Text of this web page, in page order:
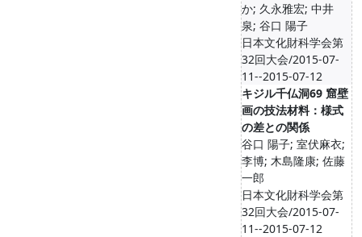
か; 久永雅宏; 中井
泉; 谷口 陽子
日本文化財科学会第
32回大会/2015-07-
11--2015-07-12
キジル千仏洞69 窟壁
画の技法材料：様式
の差との関係
谷口 陽子; 室伏麻衣;
李博; 木島隆康; 佐藤
一郎
日本文化財科学会第
32回大会/2015-07-
11--2015-07-12